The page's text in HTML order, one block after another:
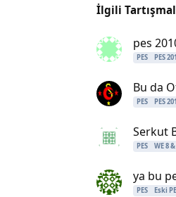
İlgili
pes
PES PES
Bu da
PES PES
Serkut
PES WE 8
ya bu
PES Eski